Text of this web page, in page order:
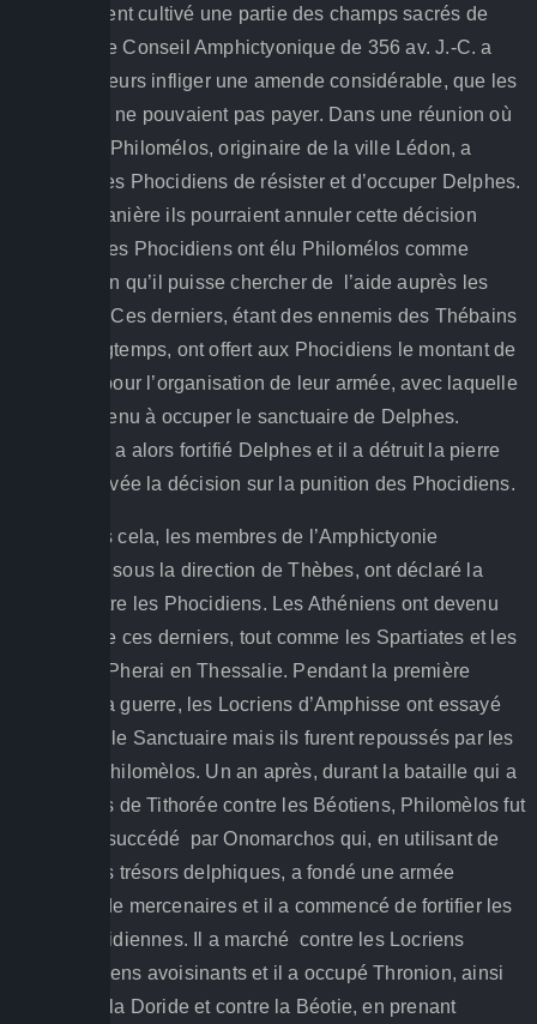
car ils avaient cultivé une partie des champs sacrés de
Delphes. Le Conseil Amphictyonique de 356 av. J.-C. a
décidé de leurs infliger une amende considérable, que les
Phocidiens ne pouvaient pas payer. Dans une réunion où
il fut invité, Philomélos, originaire de la ville Lédon, a
persuadé les Phocidiens de résister et d’occuper Delphes.
De cette manière ils pourraient annuler cette décision
négative. Les Phocidiens ont élu Philomélos comme
général, afin qu’il puisse chercher de l’aide auprès les
Spartiates. Ces derniers, étant des ennemis des Thébains
depuis longtemps, ont offert aux Phocidiens le montant de
15 talents pour l’organisation de leur armée, avec laquelle
ils ont parvenu à occuper le sanctuaire de Delphes.
Philomélos a alors fortifié Delphes et il a détruit la pierre
où était gravée la décision sur la punition des Phocidiens.
Juste après cela, les membres de l’Amphictyonie
Delphique, sous la direction de Thèbes, ont déclaré la
guerre contre les Phocidiens. Les Athéniens ont devenu
les alliés de ces derniers, tout comme les Spartiates et les
tyrans des Pherai en Thessalie. Pendant la première
année de la guerre, les Locriens d’Amphisse ont essayé
de prendre le Sanctuaire mais ils furent repoussés par les
forces de Philomèlos. Un an après, durant la bataille qui a
eu lieu près de Tithorée contre les Béotiens, Philomèlos fut
tué et il fut succédé par Onomarchos qui, en utilisant de
l’argent des trésors delphiques, a fondé une armée
puissante de mercenaires et il a commencé de fortifier les
villes Phocidiennes. Il a marché contre les Locriens
Epiknémidiens avoisinants et il a occupé Thronion, ainsi
que contre la Doride et contre la Béotie, en prenant